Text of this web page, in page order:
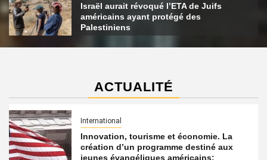
Israël aurait révoqué l’ETA de Juifs
américains ayant protégé des
Palestiniens
ACTUALITÉ
International
Innovation, tourisme et économie. La
création d’un programme destiné aux
jeunes évangéliques américains;